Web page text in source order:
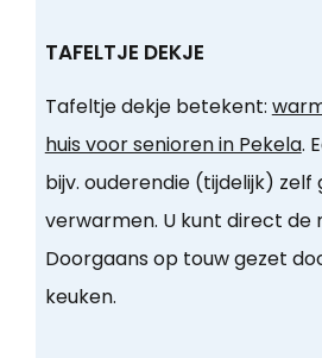
TAFELTJE DEKJE
Tafeltje dekje betekent:
huis voor senioren in Pekela.
bijv. ouderendie (tijdelijk)
verwarmen. U kunt direct de
Doorgaans op touw gezet
keuken.